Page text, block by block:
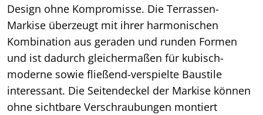
Design ohne Kompromisse. Die Terrassen-
Markise überzeugt mit ihrer harmonischen
Kombination aus geraden und runden Formen
und ist dadurch gleichermaßen für kubisch-
moderne sowie fließend-verspielte Baustile
interessant. Die Seitendeckel der Markise können
ohne sichtbare Verschraubungen montiert